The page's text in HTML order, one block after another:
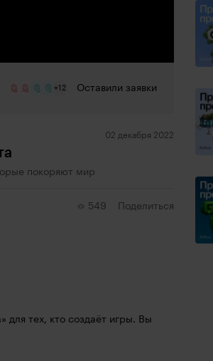
+12 Оставили заявки
02 декабря 2022
покоряют мир
549 Поделиться
для тех, кто создаёт игры. Вы